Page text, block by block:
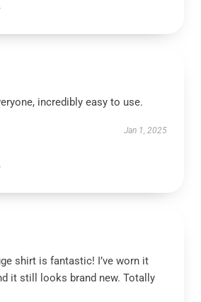
incredibly easy to use.
Jan 1, 2025
shirt is fantastic! I’ve worn it
it still looks brand new. Totally